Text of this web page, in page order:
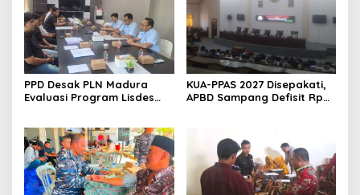
PPD Desak PLN Madura
Evaluasi Program Lisdes
KUA-PPAS 2027 Disepakati,
APBD Sampang Defisit Rp